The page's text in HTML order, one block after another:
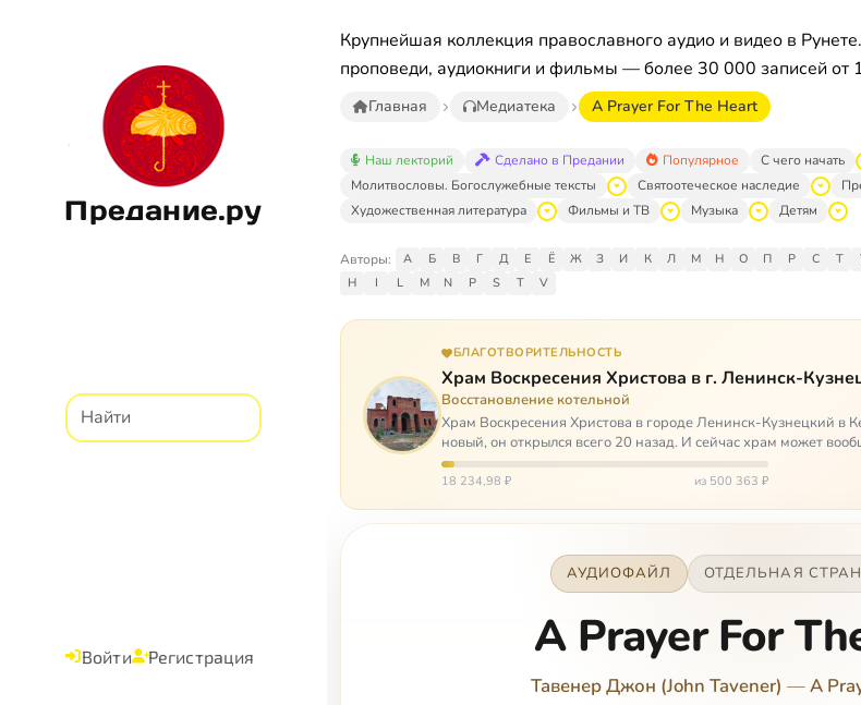
Предание.ру
Войти Регистрация
Крупнейшая коллекция православного аудио и видео в
проповеди, аудиокниги и фильмы — более 30 000 записей от
Главная Медиатека A Prayer For The Heart
Наш лекторий Сделано в Предании Популярное С чего начать
Молитвословы. Богослужебные тексты
Святоотеческое наследие
Художественная литература
Фильмы и ТВ Музыка Детям
Авторы: А Б В Г Д Е Ё Ж З И К Л М Н О П Р С Т
H
I L M N P S T V
БЛАГОТВОРИТЕЛЬНОСТЬ
Храм Воскресения Христова в г. Ленинск-
Восстановление котельной
Храм Воскресения Христова в городе Ленинск-Кузнецкий в
новый, он открылся всего 20 назад. И сейчас храм может
Сибирь,…
18 234,98 ₽ из 500 363 ₽
АУДИОФАЙЛ ОТДЕЛЬНАЯ
A Prayer For
Тавенер Джон (John Tavener) —A